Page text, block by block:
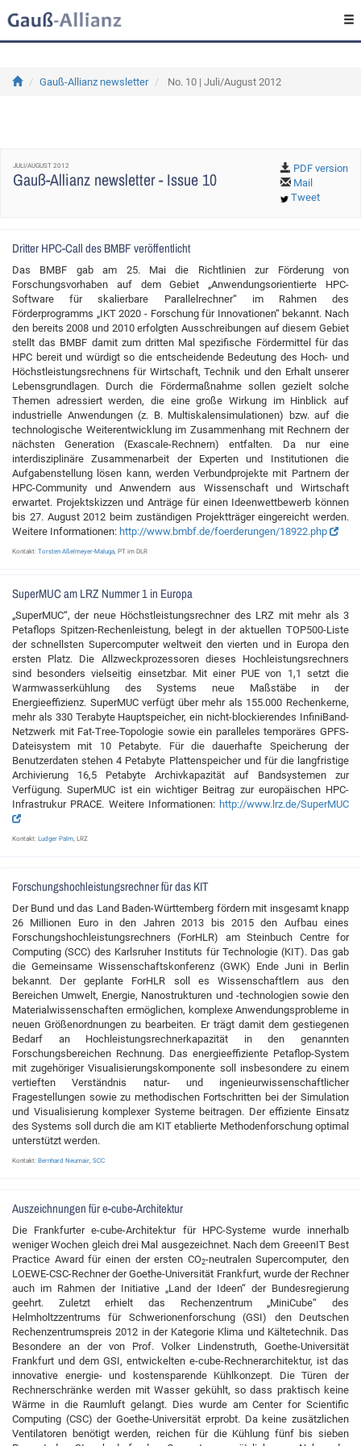
Gauß-Allianz newsletter No. 10 | Juli/August 2012
JULI/AUGUST 2012
Gauß-Allianz newsletter - Issue 10
PDF version
Mail
Tweet
Dritter HPC-Call des BMBF veröffentlicht
Das BMBF gab am 25. Mai die Richtlinien zur Förderung von
Forschungsvorhaben auf dem Gebiet „Anwendungsorientierte HPC-
Software für skalierbare Parallelrechner“ im Rahmen des
Förderprogramms „IKT 2020 - Forschung für Innovationen“ bekannt. Nach
den bereits 2008 und 2010 erfolgten Ausschreibungen auf diesem Gebiet
stellt das BMBF damit zum dritten Mal spezifische Fördermittel für das
HPC bereit und würdigt so die entscheidende Bedeutung des Hoch- und
Höchstleistungsrechnens für Wirtschaft, Technik und den Erhalt unserer
Lebensgrundlagen. Durch die Fördermaßnahme sollen gezielt solche
Themen adressiert werden, die eine große Wirkung im Hinblick auf
industrielle Anwendungen (z. B. Multiskalensimulationen) bzw. auf die
technologische Weiterentwicklung im Zusammenhang mit Rechnern der
nächsten Generation (Exascale-Rechnern) entfalten. Da nur eine
interdisziplinäre Zusammenarbeit der Experten und Institutionen die
Aufgabenstellung lösen kann, werden Verbundprojekte mit Partnern der
HPC-Community und Anwendern aus Wissenschaft und Wirtschaft
erwartet. Projektskizzen und Anträge für einen Ideenwettbewerb können
bis 27. August 2012 beim zuständigen Projektträger eingereicht werden.
Weitere Informationen: http://www.bmbf.de/foerderungen/18922.php
Kontakt: Torsten Aßelmeyer-Maluga, PT im DLR
SuperMUC am LRZ Nummer 1 in Europa
„SuperMUC“, der neue Höchstleistungsrechner des LRZ mit mehr als 3
Petaflops Spitzen-Rechenleistung, belegt in der aktuellen TOP500-Liste
der schnellsten Supercomputer weltweit den vierten und in Europa den
ersten Platz. Die Allzweckprozessoren dieses Hochleistungsrechners
sind besonders vielseitig einsetzbar. Mit einer PUE von 1,1 setzt die
Warmwasserkühlung des Systems neue Maßstäbe in der
Energieeffizienz. SuperMUC verfügt über mehr als 155.000 Rechenkerne,
mehr als 330 Terabyte Hauptspeicher, ein nicht-blockierendes InfiniBand-
Netzwerk mit Fat-Tree-Topologie sowie ein paralleles temporäres GPFS-
Dateisystem mit 10 Petabyte. Für die dauerhafte Speicherung der
Benutzerdaten stehen 4 Petabyte Plattenspeicher und für die langfristige
Archivierung 16,5 Petabyte Archivkapazität auf Bandsystemen zur
Verfügung. SuperMUC ist ein wichtiger Beitrag zur europäischen HPC-
Infrastrukur PRACE. Weitere Informationen: http://www.lrz.de/SuperMUC
Kontakt: Ludger Palm , LRZ
Forschungshochleistungsrechner für das KIT
Der Bund und das Land Baden-Württemberg fördern mit insgesamt knapp
26 Millionen Euro in den Jahren 2013 bis 2015 den Aufbau eines
Forschungshochleistungsrechners (ForHLR) am Steinbuch Centre for
Computing (SCC) des Karlsruher Instituts für Technologie (KIT). Das gab
die Gemeinsame Wissenschaftskonferenz (GWK) Ende Juni in Berlin
bekannt. Der geplante ForHLR soll es Wissenschaftlern aus den
Bereichen Umwelt, Energie, Nanostrukturen und -technologien sowie den
Materialwissenschaften ermöglichen, komplexe Anwendungsprobleme in
neuen Größenordnungen zu bearbeiten. Er trägt damit dem gestiegenen
Bedarf an Hochleistungsrechnerkapazität in den genannten
Forschungsbereichen Rechnung. Das energieeffiziente Petaflop-System
mit zugehöriger Visualisierungskomponente soll insbesondere zu einem
vertieften Verständnis natur- und ingenieurwissenschaftlicher
Fragestellungen sowie zu methodischen Fortschritten bei der Simulation
und Visualisierung komplexer Systeme beitragen. Der effiziente Einsatz
des Systems soll durch die am KIT etablierte Methodenforschung optimal
unterstützt werden.
Kontakt: Bernhard Neumair SCC
Auszeichnungen für e-cube-Architektur
Die Frankfurter e-cube-Architektur für HPC-Systeme wurde innerhalb
weniger Wochen gleich drei Mal ausgezeichnet. Nach dem GreeenIT Best
Practice Award für einen der ersten CO2-neutralen Supercomputer, den
LOEWE-CSC-Rechner der Goethe-Universität Frankfurt, wurde der Rechner
auch im Rahmen der Initiative „Land der Ideen“ der Bundesregierung
geehrt. Zuletzt erhielt das Rechenzentrum „MiniCube“ des
Helmholtzzentrums für Schwerionenforschung (GSI) den Deutschen
Rechenzentrumspreis 2012 in der Kategorie Klima und Kältetechnik. Das
Besondere an der von Prof. Volker Lindenstruth, Goethe-Universität
Frankfurt und dem GSI, entwickelten e-cube-Rechnerarchitektur, ist das
innovative energie- und kostensparende Kühlkonzept. Die Türen der
Rechnerschränke werden mit Wasser gekühlt, so dass praktisch keine
Wärme in die Raumluft gelangt. Dies wurde am Center for Scientific
Computing (CSC) der Goethe-Universität erprobt. Da keine zusätzlichen
Ventilatoren benötigt werden, reichen für die Kühlung fünf bis sieben